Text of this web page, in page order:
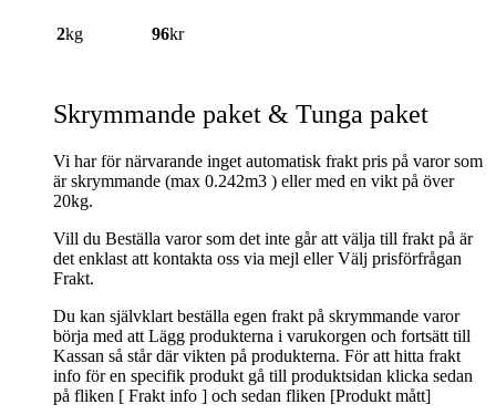
2kg 96kr
Skrymmande paket & Tunga paket
Vi har för närvarande inget automatisk frakt pris på varor som
är skrymmande (max 0.242m3 ) eller med en vikt på över
20kg.
Vill du Beställa varor som det inte går att välja till frakt på är
det enklast att kontakta oss via mejl eller Välj prisförfrågan
Frakt.
Du kan självklart beställa egen frakt på skrymmande varor
börja med att Lägg produkterna i varukorgen och fortsätt till
Kassan så står där vikten på produkterna. För att hitta frakt
info för en specifik produkt gå till produktsidan klicka sedan
på fliken [ Frakt info ] och sedan fliken [Produkt mått]